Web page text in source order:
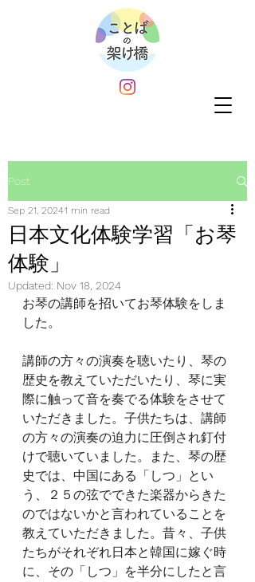
Post
日本文化体験学習「お琴
体験」
Sep 21, 20241 min read
Updated: Nov 18, 2024
︎お琴の講師を招いてお琴体験をしま
した。
講師の方々の演奏を聴いたり、琴の
歴史を教えていただいたり、琴に実
際に触って音を奏でる体験をさせて
いただきました。子供たちは、講師
の方々の演奏の迫力に圧倒され釘付
けで聴いていました。また、琴の歴
史では、中国にある「しつ」とい
う、２５の弦でできた楽器からきた
のではないかと言われていることを
教えていただきました。昔々、子供
たちがそれぞれ日本と韓国に嫁ぐ時
に、その「しつ」を半分にしたと言